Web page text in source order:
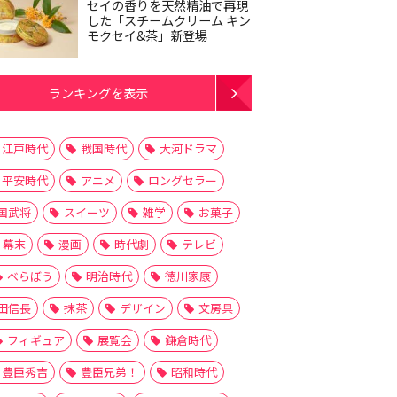
セイの香りを天然精油で再現
した「スチームクリーム キン
モクセイ&茶」新登場
ランキングを表示
江戸時代 戦国時代
大河ドラマ
平安時代
アニメ
ロングセラー
武将
スイーツ 雑学
お菓子
幕末
漫画 時代劇
テレビ
べらぼう
明治時代
徳川家康
信長
抹茶 デザイン
文房具
フィギュア
展覧会
鎌倉時代
豊臣秀吉
豊臣兄弟！
昭和時代